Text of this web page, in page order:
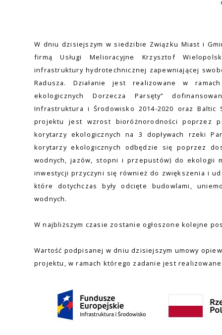
W dniu dzisiejszym w siedzibie Związku Miast i
firmą Usługi Melioracyjne Krzysztof
infrastruktury hydrotechnicznej zapewniającej
Radusza. Działanie jest realizowane w
ekologicznych Dorzecza Parsęty”
Infrastruktura i Środowisko 2014-2020 oraz Baltic
projektu jest wzrost bioróżnorodności poprzez
korytarzy ekologicznych na 3 dopływach rzeki
korytarzy ekologicznych odbędzie się poprzez
wodnych, jazów, stopni i przepustów) do ekologii
inwestycji przyczyni się również do zwiększenia i
które dotychczas były odcięte budowlami,
wodnych.
W najbliższym czasie zostanie ogłoszone kolejne
Wartość podpisanej w dniu dzisiejszym umowy
projektu, w ramach którego zadanie jest realizowane